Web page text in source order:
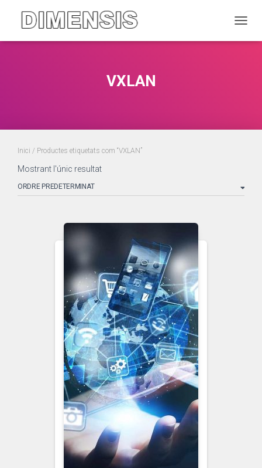
VXLAN
Inici / Productes etiquetats com “VXLAN”
Mostrant l'únic resultat